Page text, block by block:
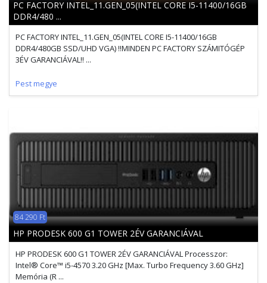
PC FACTORY INTEL_11.GEN_05(INTEL CORE I5-11400/16GB
DDR4/480 ...
PC FACTORY INTEL_11.GEN_05(INTEL CORE I5-11400/16GB
DDR4/480GB SSD/UHD VGA) !!MINDEN PC FACTORY SZÁMITÓGÉP
3ÉV GARANCIÁVAL!! ...
Pest megye
84 290 Ft
HP PRODESK 600 G1 TOWER 2ÉV GARANCIÁVAL
HP PRODESK 600 G1 TOWER 2ÉV GARANCIÁVAL Processzor:
Intel® Core™ i5-4570 3.20 GHz [Max. Turbo Frequency 3.60 GHz]
Memória (R ...